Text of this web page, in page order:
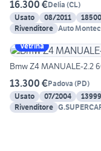
16.300 €Delia (CL)
Usato
08/2011
Rivenditore Auto
Vetrina
Bmw Z4 MANUALE-2.2
13.300 €Padova (PD)
Usato
07/2004
Rivenditore